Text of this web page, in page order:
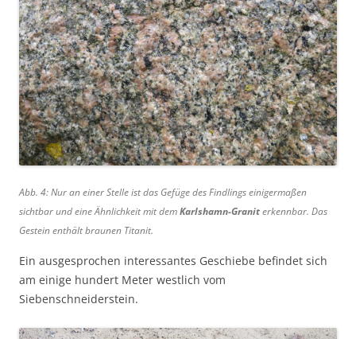
Abb. 4: Nur an einer Stelle ist das Gefüge des Findlings einigermaßen
sichtbar und eine Ähnlichkeit mit demKarlshamn-Graniterkennbar. Das
Gestein enthält braunen Titanit.
Ein ausgesprochen interessantes Geschiebe befindet sich
am einige hundert Meter westlich vom
Siebenschneiderstein.